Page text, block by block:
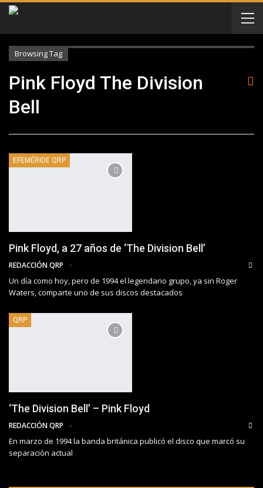
Browsing Tag
Pink Floyd The Division
Bell
EFEMÉRIDE QRP
Pink Floyd, a 27 años de ‘The Division Bell’
REDACCIÓN QRP
Un día como hoy, pero de 1994 el legendario grupo, ya sin Roger
Waters, comparte uno de sus discos destacados
QRP
‘The Division Bell’ – Pink Floyd
REDACCIÓN QRP
En marzo de 1994 la banda británica publicó el disco que marcó su
separación actual